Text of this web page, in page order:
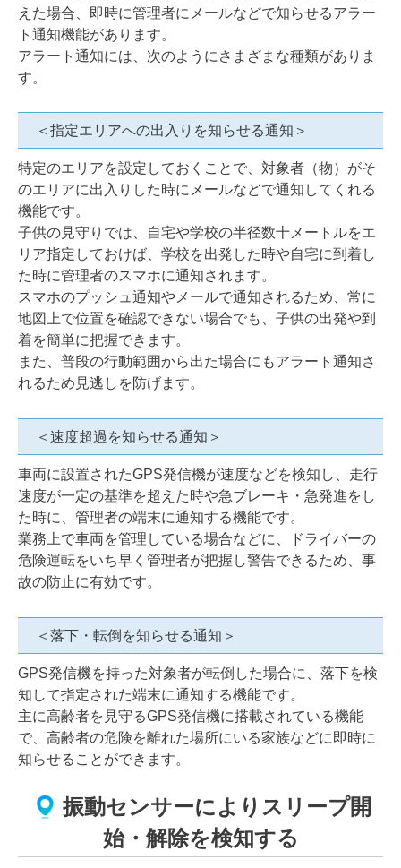
えた場合、即時に管理者にメールなどで知らせるアラー
ト通知機能があります。
アラート通知には、次のようにさまざまな種類がありま
す。
＜指定エリアへの出入りを知らせる通知＞
特定のエリアを設定しておくことで、対象者（物）がそ
のエリアに出入りした時にメールなどで通知してくれる
機能です。
子供の見守りでは、自宅や学校の半径数十メートルをエ
リア指定しておけば、学校を出発した時や自宅に到着し
た時に管理者のスマホに通知されます。
スマホのプッシュ通知やメールで通知されるため、常に
地図上で位置を確認できない場合でも、子供の出発や到
着を簡単に把握できます。
また、普段の行動範囲から出た場合にもアラート通知さ
れるため見逃しを防げます。
＜速度超過を知らせる通知＞
車両に設置されたGPS発信機が速度などを検知し、走行
速度が一定の基準を超えた時や急ブレーキ・急発進をし
た時に、管理者の端末に通知する機能です。
業務上で車両を管理している場合などに、ドライバーの
危険運転をいち早く管理者が把握し警告できるため、事
故の防止に有効です。
＜落下・転倒を知らせる通知＞
GPS発信機を持った対象者が転倒した場合に、落下を検
知して指定された端末に通知する機能です。
主に高齢者を見守るGPS発信機に搭載されている機能
で、高齢者の危険を離れた場所にいる家族などに即時に
知らせることができます。
振動センサーによりスリープ開
始・解除を検知する